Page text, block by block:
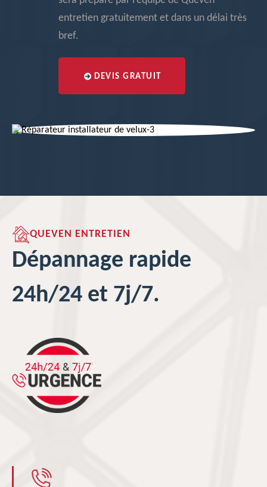
entretien gratuitement et dans un délai très
bref.
DEVIS GRATUIT
QUEVEN ENTRETIEN
Dépannage rapide
24h/24 et 7j/7.